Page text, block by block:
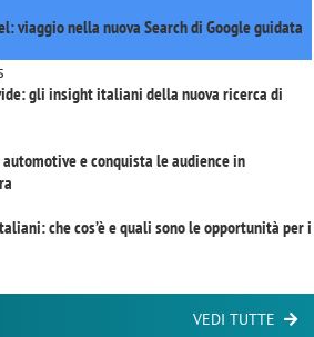
viaggio nella nuova Search di Google guidata
gli insight italiani della nuova ricerca di
e conquista le audience in
che cos’è e quali sono le opportunità per i
VEDI TUTTE